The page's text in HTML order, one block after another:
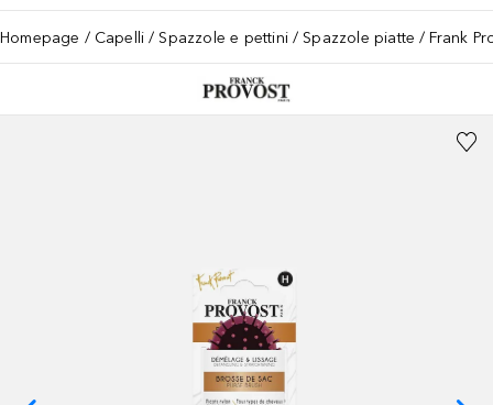
Homepage Capelli Spazzole e pettini Spazzole piatte Frank